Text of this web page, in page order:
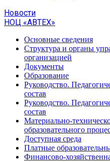
Новости
НОЦ «АВТЕХ»
Основные сведения
Структура и органы
организацией
Документы
Образование
Руководство.
состав
Руководство.
состав
Материально-
образовательного
Доступная среда
Платные
Финансово-